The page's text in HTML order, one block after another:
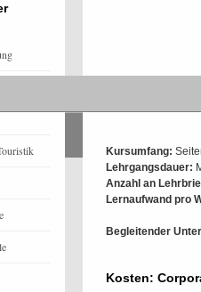
Kursumfang:
Lehrgangsdauer:
Anzahl an
Lernaufwand pro
Begleitender
Kosten: